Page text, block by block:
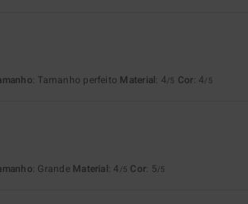
: Tamanho perfeito Material: 4/5 Cor: 4/5
: Grande Material: 4 /5 Cor: 5/5